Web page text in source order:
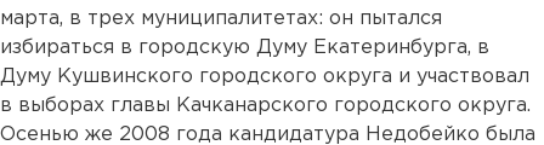
марта, в трех муниципалитетах: он пытался
избираться в городскую Думу Екатеринбурга, в
Думу Кушвинского городского округа и участвовал
в выборах главы Качканарского городского округа.
Осенью же 2008 года кандидатура Недобейко была